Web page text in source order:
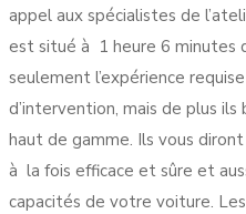
appel aux spécialistes de
est situé à 1 heure 6 minutes
seulement l’expérience
d’intervention, mais de plus
haut de gamme. Ils vous
à la fois efficace et sûre et
capacités de votre voiture.